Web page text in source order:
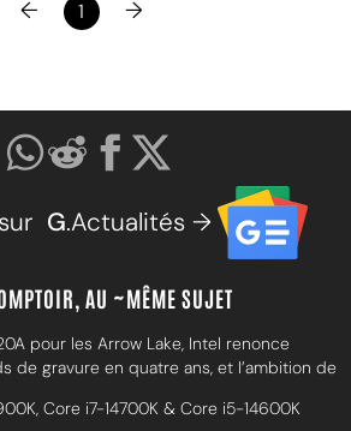
← 1 →
G.Actualités →
AU ~MÊME SUJET
pour les Arrow Lake, Intel renonce
de gravure en quatre ans, et l’ambition de
Core i7-14700K & Core i5-14600K